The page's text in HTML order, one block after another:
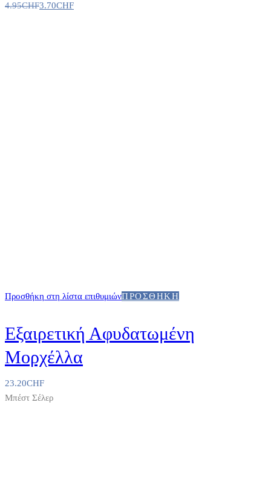
4.95CHF3.70CHF
Προσθήκη στη λίστα επιθυμιώνΠΡΟΣΘΉΚΗ
Εξαιρετική Αφυδατωμένη
Μορχέλλα
23.20CHF
Μπέστ Σέλερ